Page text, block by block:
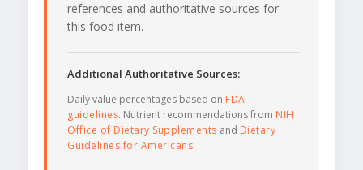
references and authoritative sources for
this food item.
Additional Authoritative Sources:
Daily value percentages based on FDA
guidelines. Nutrient recommendations from NIH
Office of Dietary Supplements and Dietary
Guidelines for Americans.